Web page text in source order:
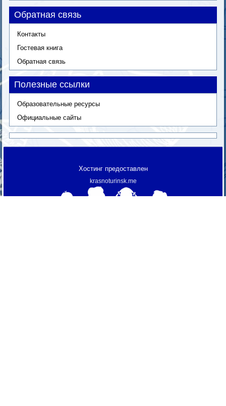
Обратная связь
Контакты
Гостевая книга
Обратная связь
Полезные ссылки
Образовательные ресурсы
Официальные сайты
Хостинг предоставлен
krasnoturinsk.me